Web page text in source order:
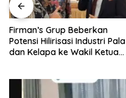
Firman’s Grup Beberkan
Potensi Hilirisasi Industri Pala
dan Kelapa ke Wakil Ketua